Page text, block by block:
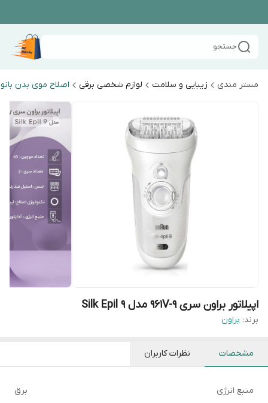
جستجو
مستر مندی زیبایی و سلامت لوازم شخصی برقی اصلاح موی بدن
اپیلاتور براون سری 9-961V مدل Silk Epil 9
برند: براون
مشخصات نظرات کاربران
منبع انرژی برق